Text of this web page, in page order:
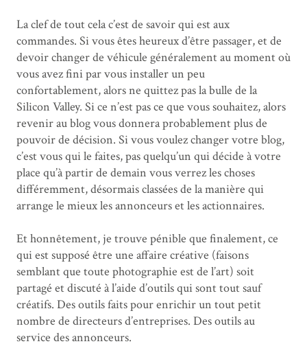
La clef de tout cela c’est de savoir qui est aux
commandes. Si vous êtes heureux d’être passager, et de
devoir changer de véhicule généralement au moment où
vous avez fini par vous installer un peu
confortablement, alors ne quittez pas la bulle de la
Silicon Valley. Si ce n’est pas ce que vous souhaitez, alors
revenir au blog vous donnera probablement plus de
pouvoir de décision. Si vous voulez changer votre blog,
c’est vous qui le faites, pas quelqu’un qui décide à votre
place qu’à partir de demain vous verrez les choses
différemment, désormais classées de la manière qui
arrange le mieux les annonceurs et les actionnaires.
Et honnêtement, je trouve pénible que finalement, ce
qui est supposé être une affaire créative (faisons
semblant que toute photographie est de l’art) soit
partagé et discuté à l’aide d’outils qui sont tout sauf
créatifs. Des outils faits pour enrichir un tout petit
nombre de directeurs d’entreprises. Des outils au
service des annonceurs.